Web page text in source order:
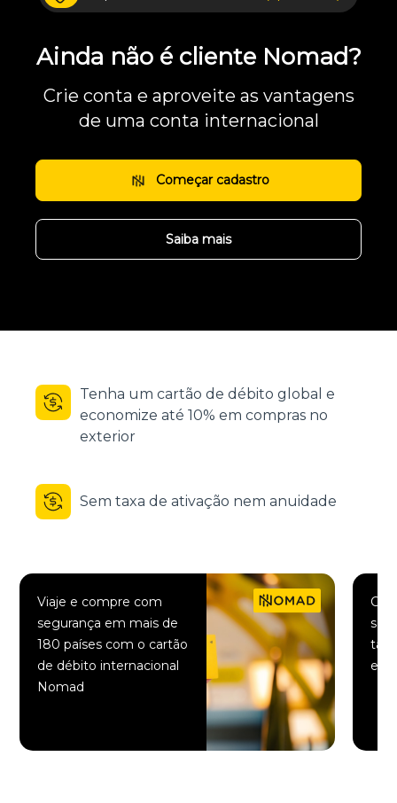
Ainda não é cliente Nomad?
Crie conta e aproveite as vantagens
de uma conta internacional
Começar cadastro
Saiba mais
Tenha um cartão de débito global e
economize até 10% em compras no
exterior
Sem taxa de ativação nem anuidade
Viaje e compre com
segurança em mais de
180 países com o cartão
de débito internacional
Nomad